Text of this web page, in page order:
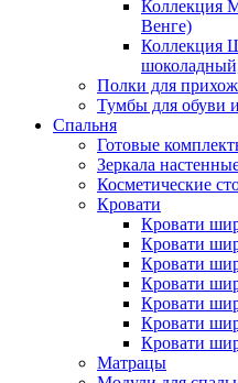
Коллекция
Венге)
Коллекция
Полки для
Тумбы для обуви
Спальня
Готовые
Зеркала
Косметические
Кровати
Кровати
Кровати
Кровати
Кровати
Кровати
Кровати
Кровати
Матрацы